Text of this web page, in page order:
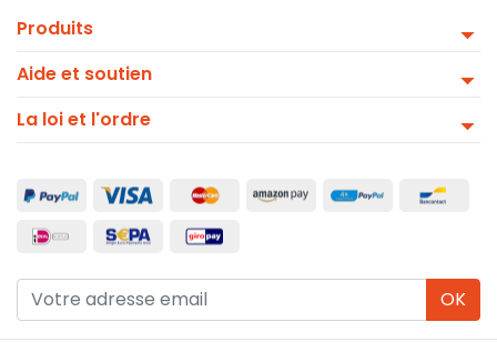
Produits
Aide et soutien
La loi et l'ordre
OK